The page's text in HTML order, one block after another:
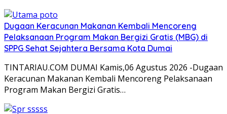
Dugaan Keracunan Makanan Kembali Mencoreng
Pelaksanaan Program Makan Bergizi Gratis (MBG) di
SPPG Sehat Sejahtera Bersama Kota Dumai
TINTARIAU.COM DUMAI Kamis,06 Agustus 2026 -Dugaan
Keracunan Makanan Kembali Mencoreng Pelaksanaan
Program Makan Bergizi Gratis…